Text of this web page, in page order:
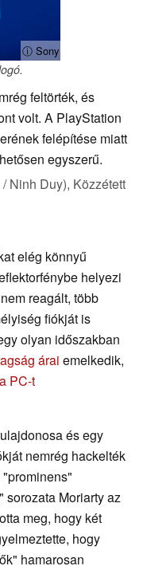
ⓘ Sony
feltörték, és
volt. A PlayStation
felépítése miatt
egyszerű.
Ninh Duy), Közzétett
elég könnyű
helyezi
reagált, több
fiókját is
olyan időszakban
árai emelkedik,
PC-t
és egy
nemrég hackelték
Moriarty az
meg, hogy két
hogy
hamarosan